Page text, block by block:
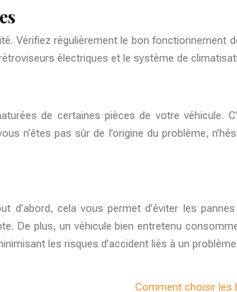
Vérifiez régulièrement le bon fonctionnement
électriques et le système de
de certaines pièces de votre véhicule.
n’êtes pas sûr de l’origine du problème,
cela vous permet d’éviter les
De plus, un véhicule bien entretenu
les risques d’accident liés à un
Comment choisir les